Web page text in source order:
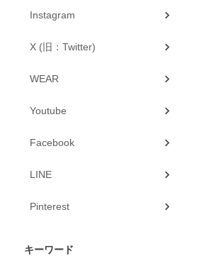
Instagram
X (旧：Twitter)
WEAR
Youtube
Facebook
LINE
Pinterest
キーワード